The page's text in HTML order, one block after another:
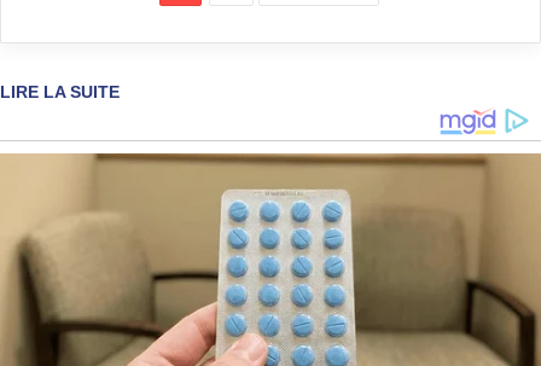
LIRE LA SUITE